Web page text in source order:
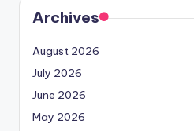
Archives
August 2026
July 2026
June 2026
May 2026